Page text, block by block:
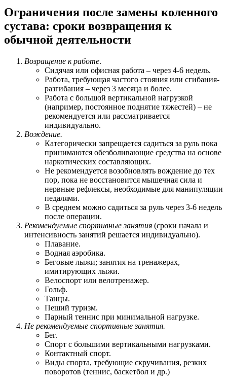
Ограничения после замены коленного
сустава: сроки возвращения к
обычной деятельности
Возращение к работе.
Сидячая или офисная работа – через 4-6 недель.
Работа, требующая частого стояния или сгибания-
разгибания – через 3 месяца и более.
Работа с большой вертикальной нагрузкой
(например, постоянное поднятие тяжестей) – не
рекомендуется или рассматривается
индивидуально.
Вождение.
Категорически запрещается садиться за руль пока
принимаются обезболивающие средства на основе
наркотических составляющих.
Не рекомендуется возобновлять вождение до тех
пор, пока не восстановится мышечная сила и
нервные рефлексы, необходимые для манипуляции
педалями.
В среднем можно садиться за руль через 3-6 недель
после операции.
Рекомендуемые спортивные занятия (сроки начала и
интенсивность занятий решается индивидуально).
Плавание.
Водная аэробика.
Беговые лыжи; занятия на тренажерах,
имитирующих лыжи.
Велоспорт или велотренажер.
Гольф.
Танцы.
Пеший туризм.
Парный теннис при минимальной нагрузке.
Не рекомендуемые спортивные занятия.
Бег.
Спорт с большими вертикальными нагрузками.
Контактный спорт.
Виды спорта, требующие скручивания, резких
поворотов (теннис, баскетбол и др.)